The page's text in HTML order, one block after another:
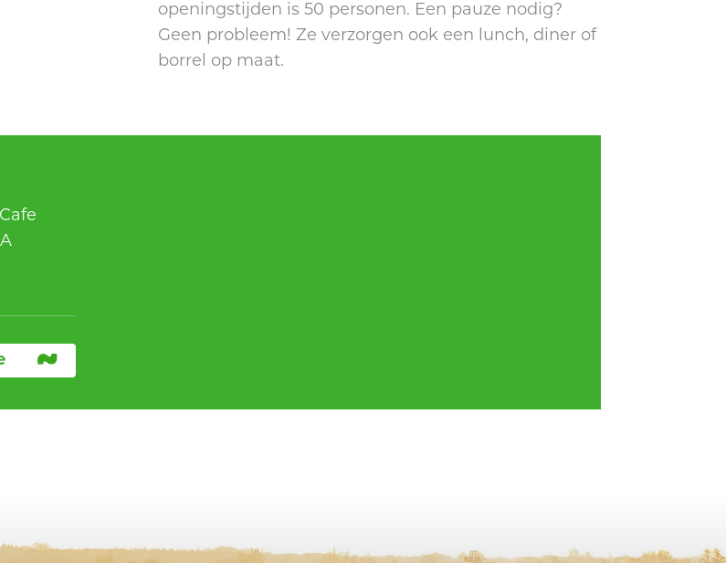
openingstijden is 50 personen. Een pauze nodig?
Geen probleem! Ze verzorgen ook een lunch, diner of
borrel op maat.